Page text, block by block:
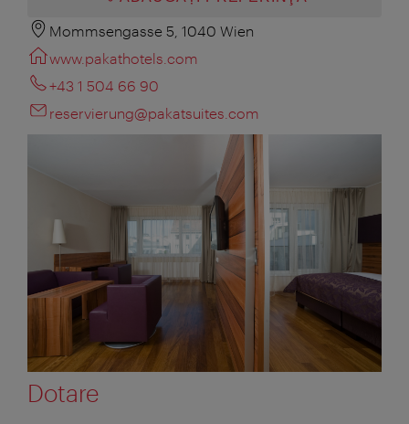
Mommsengasse 5, 1040 Wien
www.pakathotels.com
+43 1 504 66 90
reservierung@pakatsuites.com
Dotare